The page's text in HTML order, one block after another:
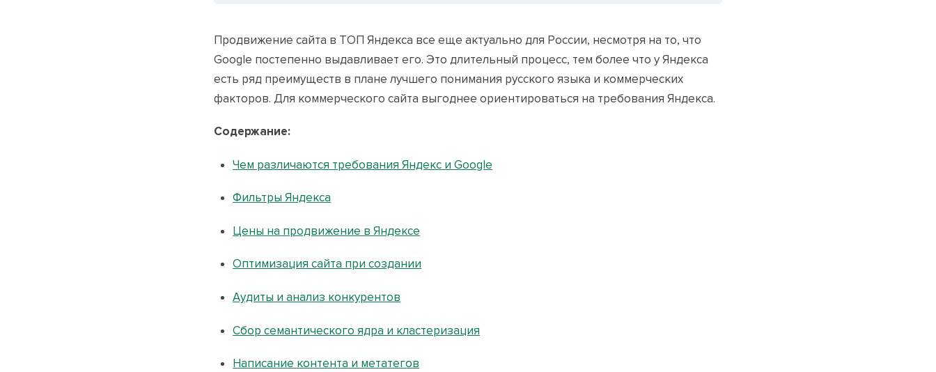
Продвижение сайта в ТОП Яндекса все еще актуально для России, несмотря на то, что
Google постепенно выдавливает его. Это длительный процесс, тем более что у Яндекса
есть ряд преимуществ в плане лучшего понимания русского языка и коммерческих
факторов. Для коммерческого сайта выгоднее ориентироваться на требования Яндекса.
Содержание:
Чем различаются требования Яндекс и Google
Фильтры Яндекса
Цены на продвижение в Яндексе
Оптимизация сайта при создании
Аудиты и анализ конкурентов
Сбор семантического ядра и кластеризация
Написание контента и метатегов